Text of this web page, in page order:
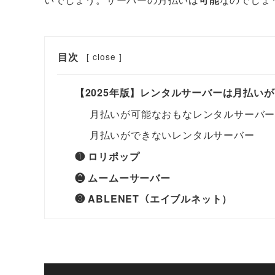
目次 [ close ]
【2025年版】レンタルサーバーは月払い
月払いが可能なおもなレンタルサーバー
月払いができないレンタルサーバー
❶ ロリポップ
❷ ムームーサーバー
❸ ABLENET（エイブルネット）